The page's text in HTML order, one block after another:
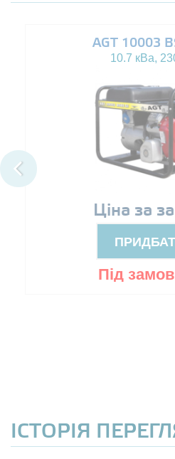
AGT 10003
10.7 кВа,
Ціна за
Під
ІСТОРІЯ